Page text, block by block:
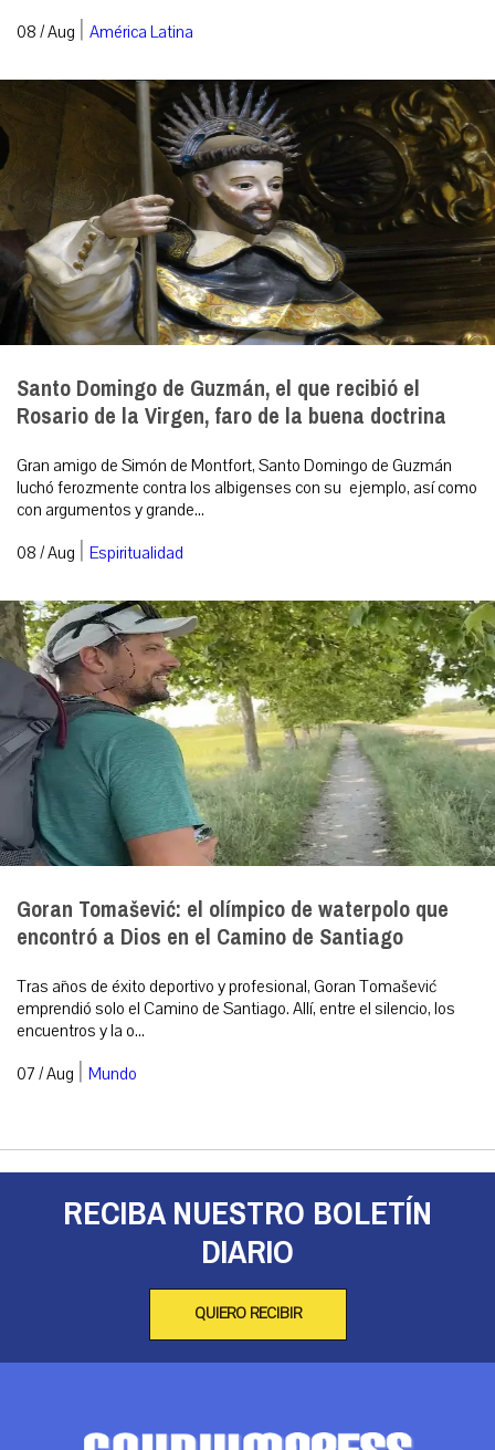
08 / Aug | América Latina
Santo Domingo de Guzmán, el que recibió el
Rosario de la Virgen, faro de la buena doctrina
Gran amigo de Simón de Montfort, Santo Domingo de Guzmán
luchó ferozmente contra los albigenses con su ejemplo, así como
con argumentos y grande...
08 / Aug | Espiritualidad
Goran Tomašević: el olímpico de waterpolo que
encontró a Dios en el Camino de Santiago
Tras años de éxito deportivo y profesional, Goran Tomašević
emprendió solo el Camino de Santiago. Allí, entre el silencio, los
encuentros y la o...
07 / Aug | Mundo
RECIBA NUESTRO BOLETÍN
DIARIO
QUIERO RECIBIR